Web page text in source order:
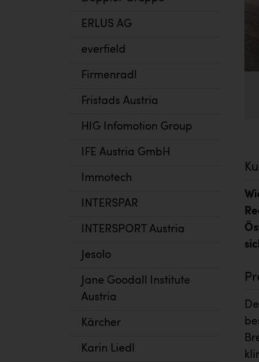
ERLUS AG
everfield
Firmenradl
Fristads Austria
HIG Infomotion Group
IFE Austria GmbH
Immotech
INTERSPAR
INTERSPORT Austria
Jesolo
Jane Goodall Institute
Austria
Kärcher
Karin Liedl